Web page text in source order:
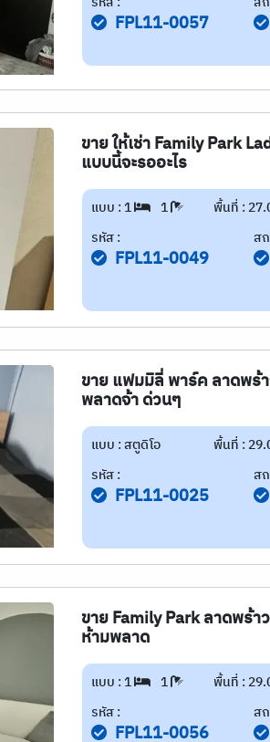
FPL11-0057
ขาย ให้เช่า Family Park
แบบนี้จะรออะไร
แบบ : 1 1 พื้นที่ :
รหัส :
FPL11-0049
ส
ขาย แฟมมิลี่ พาร์ค ลาดพร้
พลาดจ้า ด่วนๆ
แบบ : สตูดิโอ พื้นที่ :
รหัส :
FPL11-0025
ส
ขาย Family Park ลาดพร้
ห้ามพลาด
แบบ : 1 1 พื้นที่ :
รหัส :
FPL11-0056
ส